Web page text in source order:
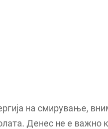
на смирување,
Денес не е важно